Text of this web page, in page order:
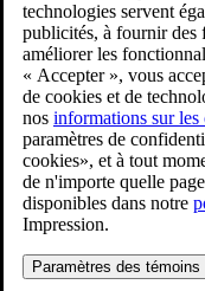
Thomas
1/7/2026
Favoris
Partager
Télécharger
Thomas Ingenlath on stage
Pour consulter toute